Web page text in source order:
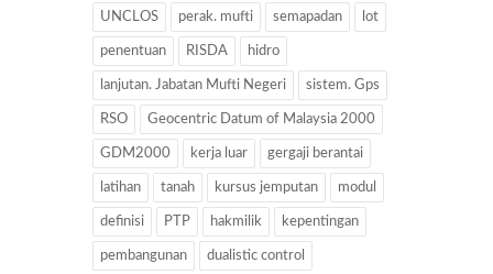
UNCLOS perak. mufti semapadan lot
penentuan RISDA hidro
lanjutan. Jabatan Mufti Negeri sistem. Gps
RSO Geocentric Datum of Malaysia 2000
GDM2000 kerja luar gergaji berantai
latihan tanah kursus jemputan modul
definisi PTP hakmilik kepentingan
pembangunan dualistic control